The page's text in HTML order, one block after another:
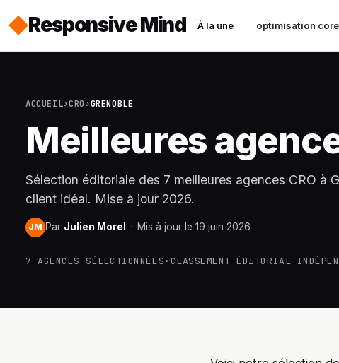
Responsive Mind À la une optimisation
ACCUEIL›CRO ›GRENOBLE
Meilleures
Sélection éditoriale des 7 meilleures agences CRO à
client idéal. Mise à jour 2026.
JM Par Julien Morel · Mis à jour le 19 juin 2026
7 AGENCES SÉLECTIONNÉES• CLASSEMENT ÉDITORIAL